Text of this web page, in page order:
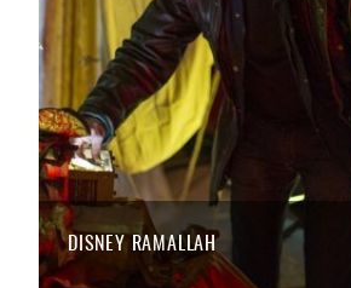
DISNEY RAMALLAH